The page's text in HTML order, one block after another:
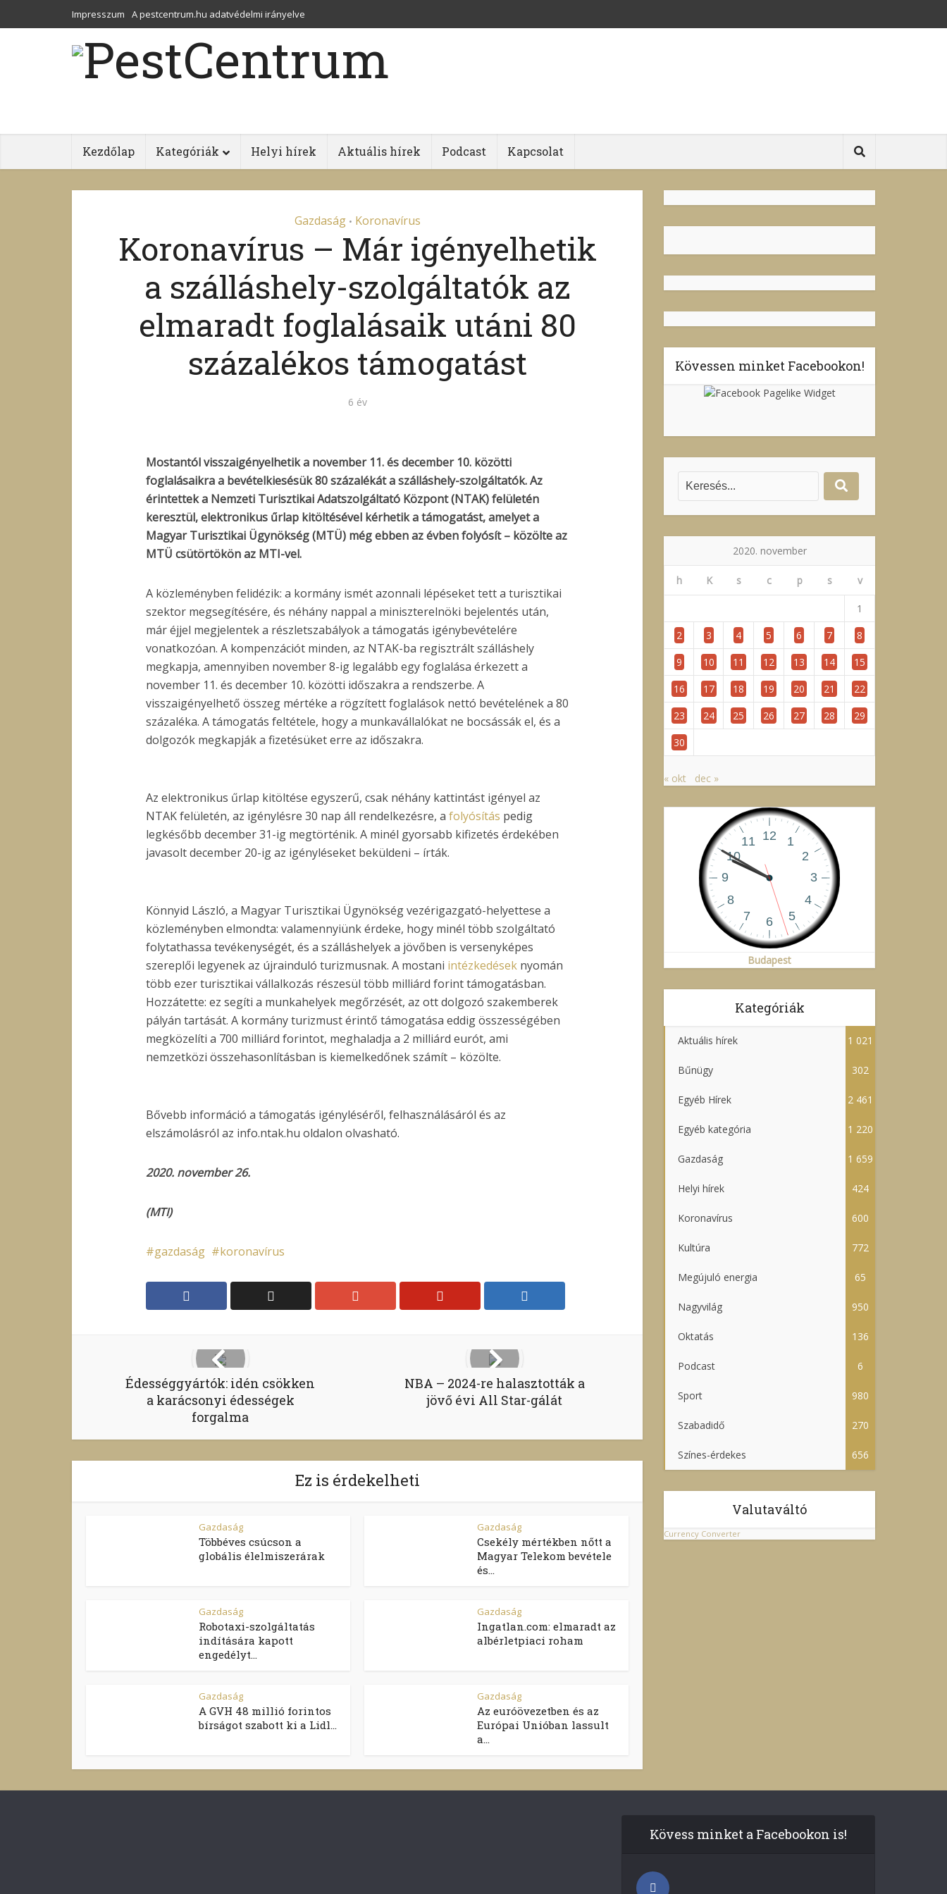
Impresszum A pestcentrum.hu adatvédelmi irányelve
Kezdőlap Kategóriák Helyi hírek Aktuális hírek Podcast Kapcsolat
Gazdaság • Koronavírus
Koronavírus – Már igényelhetik
a szálláshely-szolgáltatók az
elmaradt foglalásaik utáni 80
százalékos támogatást
6 év
Mostantól visszaigényelhetik a november 11. és december 10. közötti
foglalásaikra a bevételkiesésük 80 százalékát a szálláshely-szolgáltatók. Az
érintettek a Nemzeti Turisztikai Adatszolgáltató Központ (NTAK) felületén
keresztül, elektronikus űrlap kitöltésével kérhetik a támogatást, amelyet a
Magyar Turisztikai Ügynökség (MTÜ) még ebben az évben folyósít – közölte az
MTÜ csütörtökön az MTI-vel.
A közleményben felidézik: a kormány ismét azonnali lépéseket tett a turisztikai
szektor megsegítésére, és néhány nappal a miniszterelnöki bejelentés után,
már éjjel megjelentek a részletszabályok a támogatás igénybevételére
vonatkozóan. A kompenzációt minden, az NTAK-ba regisztrált szálláshely
megkapja, amennyiben november 8-ig legalább egy foglalása érkezett a
november 11. és december 10. közötti időszakra a rendszerbe. A
visszaigényelhető összeg mértéke a rögzített foglalások nettó bevételének a 80
százaléka. A támogatás feltétele, hogy a munkavállalókat ne bocsássák el, és a
dolgozók megkapják a fizetésüket erre az időszakra.
Az elektronikus űrlap kitöltése egyszerű, csak néhány kattintást igényel az
NTAK felületén, az igénylésre 30 nap áll rendelkezésre, a folyósítás pedig
legkésőbb december 31-ig megtörténik. A minél gyorsabb kifizetés érdekében
javasolt december 20-ig az igényléseket beküldeni – írták.
Könnyid László, a Magyar Turisztikai Ügynökség vezérigazgató-helyettese a
közleményben elmondta: valamennyiünk érdeke, hogy minél több szolgáltató
folytathassa tevékenységét, és a szálláshelyek a jövőben is versenyképes
szereplői legyenek az újrainduló turizmusnak. A mostani intézkedések nyomán
több ezer turisztikai vállalkozás részesül több milliárd forint támogatásban.
Hozzátette: ez segíti a munkahelyek megőrzését, az ott dolgozó szakemberek
pályán tartását. A kormány turizmust érintő támogatása eddig összességében
megközelíti a 700 milliárd forintot, meghaladja a 2 milliárd eurót, ami
nemzetközi összehasonlításban is kiemelkedőnek számít – közölte.
Bővebb információ a támogatás igényléséről, felhasználásáról és az
elszámolásról az info.ntak.hu oldalon olvasható.
2020. november 26.
(MTI)
gazdaság koronavírus
Édességgyártók: idén csökken
a karácsonyi édességek
forgalma
NBA – 2024-re halasztották a
jövő évi All Star-gálát
Ez is érdekelheti
Gazdaság
Többéves csúcson a
globális élelmiszerárak
Gazdaság
Csekély mértékben nőtt a
Magyar Telekom bevétele
és...
Gazdaság
Robotaxi-szolgáltatás
indítására kapott
engedélyt...
Gazdaság
Ingatlan.com: elmaradt az
albérletpiaci roham
Gazdaság
A GVH 48 millió forintos
bírságot szabott ki a Lidl...
Gazdaság
Az euróövezetben és az
Európai Unióban lassult
a...
Kövessen minket Facebookon!
2020. november
h K s c p s v
1
2
3 4 5 6 7
8
9
10 11 12 13 14
15
16
17 18 19 20 21
22
23
24 25 26 27 28
29
30
« okt dec »
Budapest
Kategóriák
Aktuális hírek 1 021
Bűnügy 302
Egyéb Hírek 2 461
Egyéb kategória 1 220
Gazdaság 1 659
Helyi hírek 424
Koronavírus 600
Kultúra 772
Megújuló energia 65
Nagyvilág 950
Oktatás 136
Podcast 6
Sport 980
Szabadidő 270
Színes-érdekes 656
Valutaváltó
Currency Converter
Kövess minket a Facebookon is!